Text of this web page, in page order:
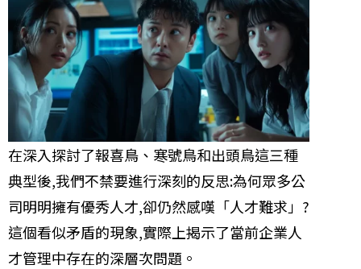
在深入探討了報喜鳥、寒號鳥和出頭鳥這三種
典型後,我們不禁要進行深刻的反思:為何眾多公
司明明擁有優秀人才,卻仍然感嘆「人才難求」?
這個看似矛盾的現象,實際上揭示了當前企業人
才管理中存在的深層次問題。